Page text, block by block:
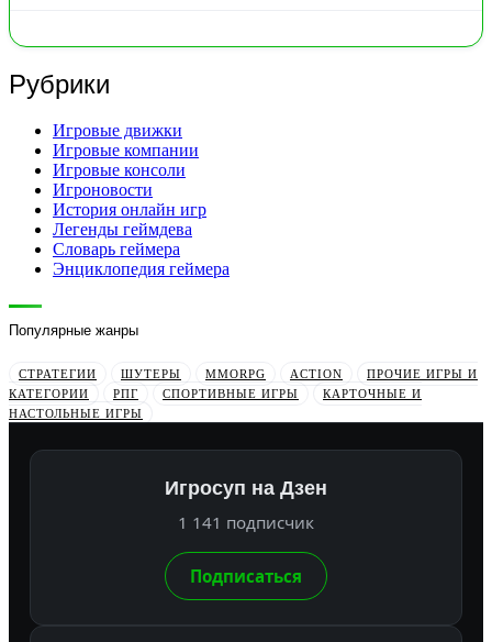
Рубрики
Игровые движки
Игровые компании
Игровые консоли
Игроновости
История онлайн игр
Легенды геймдева
Словарь геймера
Энциклопедия геймера
Популярные жанры
СТРАТЕГИИ ШУТЕРЫ MMORPG ACTION
ПРОЧИЕ ИГРЫ И
КАТЕГОРИИ
РПГ СПОРТИВНЫЕ ИГРЫ
КАРТОЧНЫЕ И
НАСТОЛЬНЫЕ ИГРЫ
Игросуп на Дзен
1 141 подписчик
Подписаться